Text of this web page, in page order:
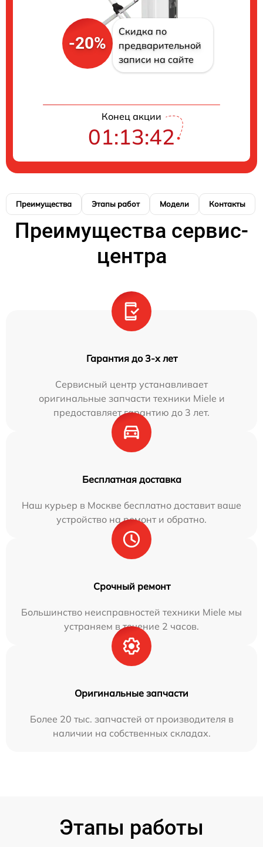
-20%
Скидка по
предварительной
записи на сайте
Конец акции
01:13:41
Преимущества Этапы работ Модели Контакты
Преимущества сервис-
центра
Гарантия до 3-х лет
Сервисный центр устанавливает
оригинальные запчасти техники Miele и
предоставляет гарантию до 3 лет.
Бесплатная доставка
Наш курьер в Москве бесплатно доставит ваше
устройство на ремонт и обратно.
Срочный ремонт
Большинство неисправностей техники Miele мы
устраняем в течение 2 часов.
Оригинальные запчасти
Более 20 тыс. запчастей от производителя в
наличии на собственных складах.
Этапы работы